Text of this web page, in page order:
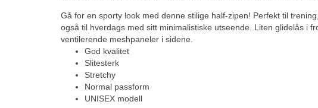
Gå for en sporty look med denne stilige half-zipen! Perfekt til
også til hverdags med sitt minimalistiske utseende. Liten glidelås i
ventilerende meshpaneler i sidene.
God kvalitet
Slitesterk
Stretchy
Normal passform
UNISEX modell